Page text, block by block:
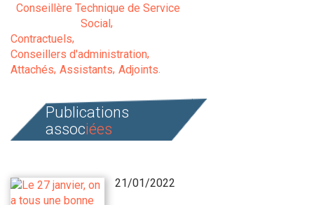
Conseillère Technique de Service
Social
Contractuels
Conseillers d'administration
Attachés Assistants Adjoints
Publications
associées
21/01/2022